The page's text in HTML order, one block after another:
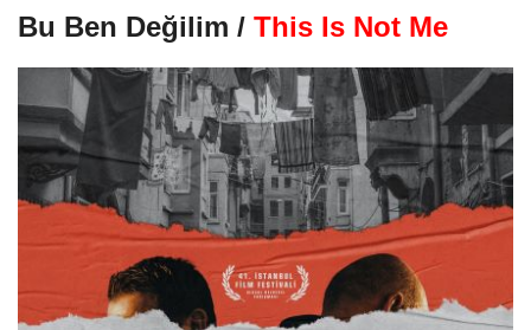
Bu Ben Değilim / This Is Not Me